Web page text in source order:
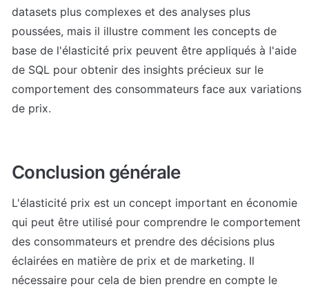
datasets plus complexes et des analyses plus
poussées, mais il illustre comment les concepts de
base de l'élasticité prix peuvent être appliqués à l'aide
de SQL pour obtenir des insights précieux sur le
comportement des consommateurs face aux variations
de prix.
Conclusion générale
L'élasticité prix est un concept important en économie
qui peut être utilisé pour comprendre le comportement
des consommateurs et prendre des décisions plus
éclairées en matière de prix et de marketing. Il
nécessaire pour cela de bien prendre en compte le